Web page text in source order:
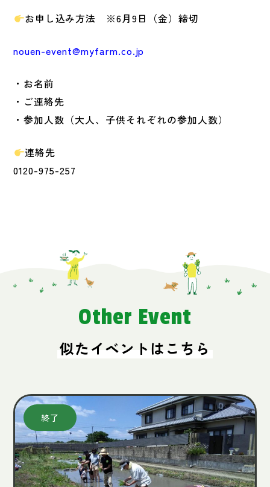
お申し込み方法 ※6月9日（金）締切
nouen-event@myfarm.co.jp
・お名前
・ご連絡先
・参加人数（大人、子供それぞれの参加人数）
連絡先
0120-975-257
Other Event
似たイベントはこちら